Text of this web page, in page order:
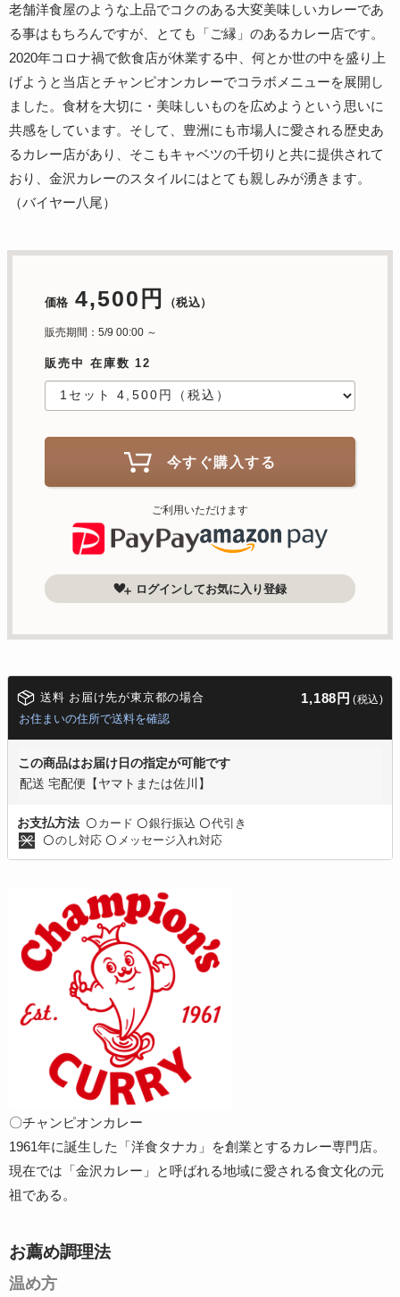
老舗洋食屋のような上品でコクのある大変美味しいカレーであ
る事はもちろんですが、とても「ご縁」のあるカレー店です。
2020年コロナ禍で飲食店が休業する中、何とか世の中を盛り上
げようと当店とチャンピオンカレーでコラボメニューを展開し
ました。食材を大切に・美味しいものを広めようという思いに
共感をしています。そして、豊洲にも市場人に愛される歴史あ
るカレー店があり、そこもキャベツの千切りと共に提供されて
おり、金沢カレーのスタイルにはとても親しみが湧きます。
（バイヤー八尾）
価格 4,500円 （税込）
販売期間：5/9 00:00 ～
販売中 在庫数 12
今すぐ購入する
ご利用いただけます
ログインしてお気に入り登録
送料 お届け先が東京都の場合 1,188円 (税込)
お住まいの住所で送料を確認
この商品はお届け日の指定が可能です
配送 宅配便【ヤマトまたは佐川】
お支払方法 〇 カード 〇銀行振込 〇代引き
〇のし対応 〇 メッセージ入れ対応
〇チャンピオンカレー
1961年に誕生した「洋食タナカ」を創業とするカレー専門店。
現在では「金沢カレー」と呼ばれる地域に愛される食文化の元
祖である。
お薦め調理法
温め方